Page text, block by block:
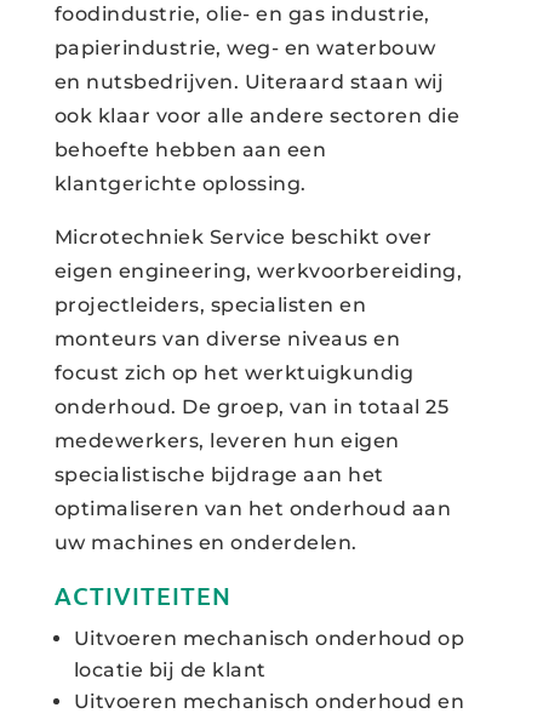
foodindustrie, olie- en gas industrie,
papierindustrie, weg- en waterbouw
en nutsbedrijven. Uiteraard staan wij
ook klaar voor alle andere sectoren die
behoefte hebben aan een
klantgerichte oplossing.
Microtechniek Service beschikt over
eigen engineering, werkvoorbereiding,
projectleiders, specialisten en
monteurs van diverse niveaus en
focust zich op het werktuigkundig
onderhoud. De groep, van in totaal 25
medewerkers, leveren hun eigen
specialistische bijdrage aan het
optimaliseren van het onderhoud aan
uw machines en onderdelen.
ACTIVITEITEN
Uitvoeren mechanisch onderhoud op
locatie bij de klant
Uitvoeren mechanisch onderhoud en